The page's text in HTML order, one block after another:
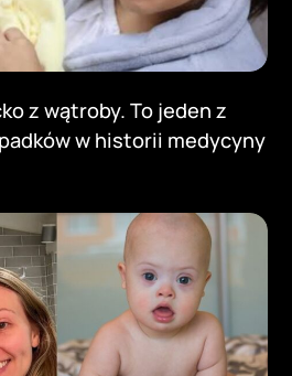
z wątroby. To jeden z
w historii medycyny